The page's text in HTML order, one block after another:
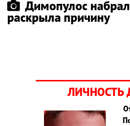
Димопулос
раскрыла причину
ЛИЧНОСТЬ